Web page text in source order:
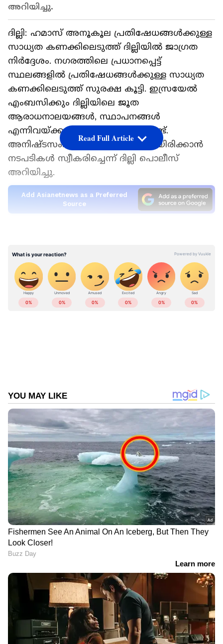
അറിയിച്ചു.
ദില്ലി: ഹമാസ് അനൂകൂല പ്രതിഷേധങ്ങൾക്കുള്ള
സാധ്യത കണക്കിലെടുത്ത് ദില്ലിയിൽ ജാഗ്രത
നിർദ്ദേശം. നഗരത്തിലെ പ്രധാനപ്പെട്ട്
സ്ഥലങ്ങളിൽ പ്രതിഷേധങ്ങൾക്കുള്ള സാധ്യത
കണക്കിലെടുത്ത് സുരക്ഷ കൂട്ടി. ഇസ്രയേൽ
എംബസിക്കും ദില്ലിയിലെ ജൂത
ആരാധനാലയങ്ങൾ, സ്ഥാപനങ്ങൾ
എന്നിവയ്ക്കും സുരക്ഷ കൂട്ടിയിട്ടുണ്ട്.
അനിഷ്ടസംഭവങ്ങൾ ഉണ്ടാകാതെയിരിക്കാൻ
നടപടികൾ സ്വീകരിച്ചെന്ന് ദില്ലി പൊലീസ്
അറിയിച്ചു.
Add Asianetnews as a Preferred
Source
തുടരുകയാണ്. 24 മണിക്കൂറിനുള്ളിൽ തെക്ക്
ഭാ​ഗത്തേക്ക് മാറാൻ ​ഗാസയിലെ ജനങ്ങളോട്
ഇസ്രായേൽ മുന്നറിയിപ്പ് നൽകിയിട്ടുണ്ട്.
ഇസ്രായേൽ കരയുദ്ധത്തിലേക്ക് കടക്കുമെന്ന
റിപ്പോർട്ടുകൾ പുറത്തുവന്നതിന് പിന്നാലെയാണ്
ഒഴിഞ്ഞുപോകാനാവശ്യപ്പെട്ട നടപടി
വിനാശകരമായ പ്രത്യാഘാതങ്ങൾ
ഉണ്ടാക്കുമെന്ന് യുഎൻ മുന്നറിയിപ്പ് നൽകി.
ഹമാസിനെ പൂർണമായി തുടച്ചുനീക്കുമെന്ന്
ഇസ്രായേൽ പ്രധാനമന്ത്രി ബെഞ്ചമിൻ
നെതന്യാഹു മുന്നറിയിപ്പ് നൽകിയിരുന്നു.
ഇസ്രായേൽ നടപടി വലിയ വിപത്തിന്
കാരണമാകുമെന്നും ​ഗാസക്കാരോട് കൂട്ടമായി
സ്ഥലം മാറാനുള്ള ഉത്തരവ്
പിൻവലിക്കണമെന്നും യുഎൻ ഇസ്രായേൽ
സൈന്യത്തോട് ആവശ്യപ്പെട്ടു. ഇത്രയും
മനുഷ്യർ ഒരുമിച്ച് സ്ഥലം മാറിപ്പോകേണ്ട
അവസ്ഥയുണ്ടായാൽ വിനാശകരമായ
പ്രത്യാഘാതമായിരിക്കും ഫലമെന്ന് യുഎൻ
വ്യക്തമാക്കി. എന്നാൽ, ഹമാസ് തടങ്കലിലാക്കിയ
ഇസ്രായേലി പൗരന്മാരെ വിട്ടയച്ചില്ലെങ്കിൽ ​
ഗാസയിലേക്കുള്ള കുടിവെള്ളമടക്കം
Read Full Article